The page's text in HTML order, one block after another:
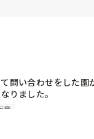
問い合わせをした園
りました。
募したという認識で
なので特にありませ
職